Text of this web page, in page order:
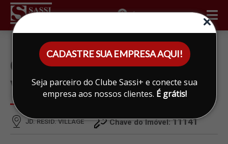
CADASTRE SUA EMPRESA AQUI!
Seja parceiro do Clube Sassi+ e conecte sua
empresa aos nossos clientes. É grátis!
ÁREA DO CLIENTE
CASA À VENDA EM JD. RESID.
VILLAGE, LIMEIRA
JD. RESID. VILLAGE Chave do Imóvel:11141